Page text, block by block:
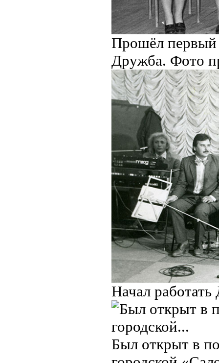
Прошёл первый
Дружба. Фото
Начал
Был открыт в